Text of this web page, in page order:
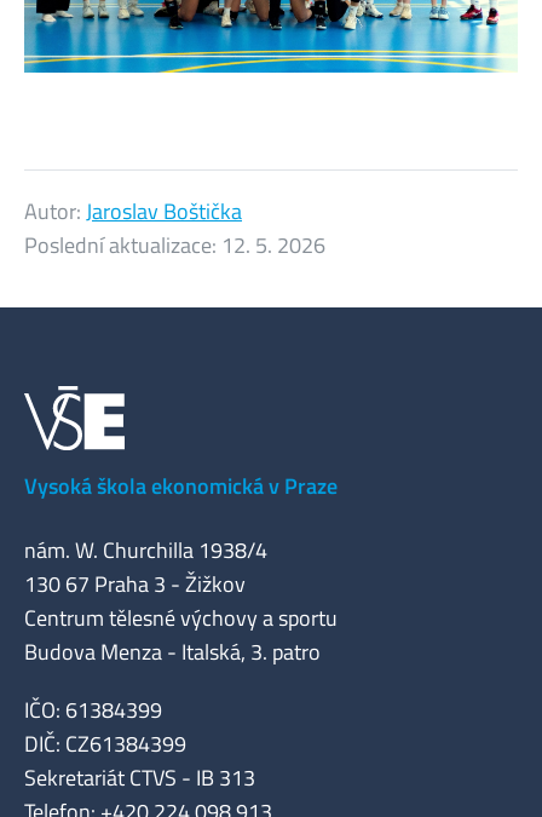
Autor:Jaroslav Boštička
Poslední aktualizace: 12. 5. 2026
Vysoká škola ekonomická v Praze
nám. W. Churchilla 1938/4
130 67 Praha 3 - Žižkov
Centrum tělesné výchovy a sportu
Budova Menza - Italská, 3. patro
IČO: 61384399
DIČ: CZ61384399
Sekretariát CTVS - IB 313